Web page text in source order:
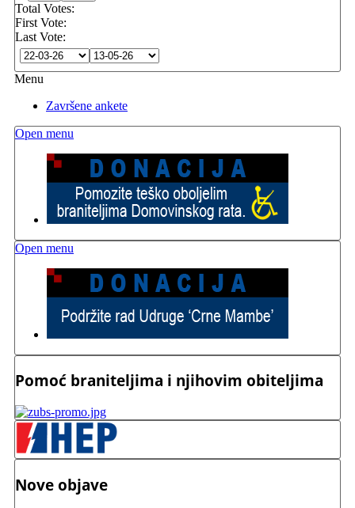
Total Votes:
First Vote:
Last Vote:
Menu
Završene ankete
Open menu
Open menu
Pomoć braniteljima i njihovim obiteljima
Nove objave